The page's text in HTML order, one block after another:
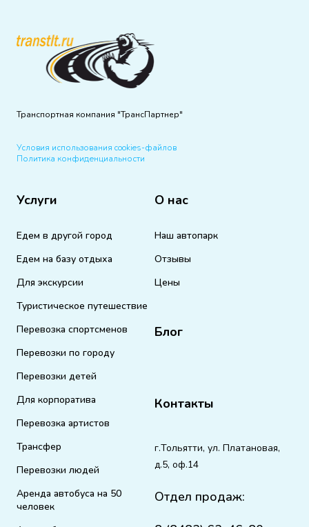
Транспортная компания "ТрансПартнер"
Условия использования cookies-файлов
Политика конфиденциальности
Услуги
Едем в другой город
Едем на базу отдыха
Для экскурсии
Туристическое путешествие
Перевозка спортсменов
Перевозки по городу
Перевозки детей
Для корпоратива
Перевозка артистов
Трансфер
Перевозки людей
Аренда автобуса на 50
человек
О нас
Наш автопарк
Отзывы
Цены
Блог
Контакты
г.Тольятти, ул. Платановая,
д.5, оф.14
Отдел продаж: